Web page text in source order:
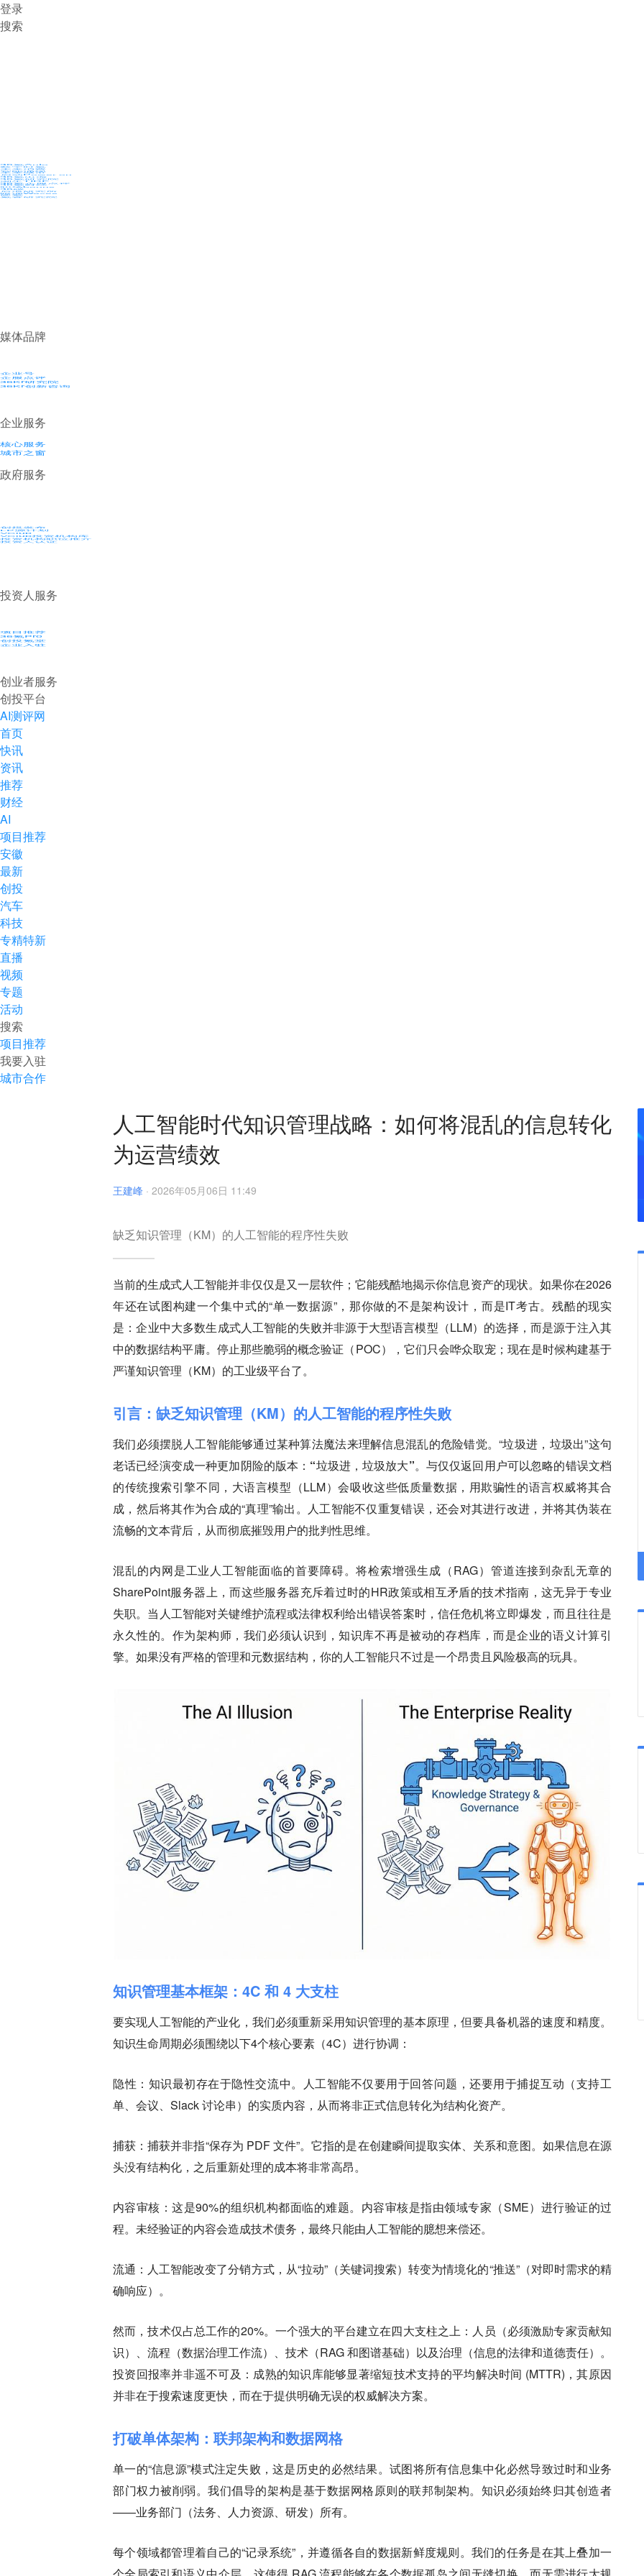
登录
搜索
36氪Auto
智能涌现
未来城市
启动Power on
36氪出海
潮生TIDE
36氪企服点评
36氪财经
职场bonus
36碳
暗涌Waves
硬氪
氪睿研究院
媒体品牌
企业号
企服点评
36Kr研究院
36Kr创新咨询
企业服务
核心服务
城市之窗
政府服务
创投发布
LP源计划
VClub
VClub投资机构库
投资机构职位推介
投资人认证
投资人服务
项目推荐
36氪Pro
创投氪堂
企业入驻
创业者服务
创投平台
AI测评网
首页
快讯
资讯
推荐
财经
AI
项目推荐
安徽
最新
创投
汽车
科技
专精特新
直播
视频
专题
活动
搜索
项目推荐
我要入驻
城市合作
人工智能时代知识管理战略：如何将混乱的信息转化
为运营绩效
王建峰 · 2026年05月06日 11:49
缺乏知识管理（KM）的人工智能的程序性失败
当前的生成式人工智能并非仅仅是又一层软件；它能残酷地揭示你信息资产的现状。如果你在2026
年还在试图构建一个集中式的“单一数据源”，那你做的不是架构设计，而是IT考古。残酷的现实
是：企业中大多数生成式人工智能的失败并非源于大型语言模型（LLM）的选择，而是源于注入其
中的数据结构平庸。停止那些脆弱的概念验证（POC），它们只会哗众取宠；现在是时候构建基于
严谨知识管理（KM）的工业级平台了。
引言：缺乏知识管理（KM）的人工智能的程序性失败
我们必须摆脱人工智能能够通过某种算法魔法来理解信息混乱的危险错觉。“垃圾进，垃圾出”这句
老话已经演变成一种更加阴险的版本： “垃圾进，垃圾放大”。与仅仅返回用户可以忽略的错误文档
的传统搜索引擎不同，大语言模型（LLM）会吸收这些低质量数据，用欺骗性的语言权威将其合
成，然后将其作为合成的“真理”输出。人工智能不仅重复错误，还会对其进行改进，并将其伪装在
流畅的文本背后，从而彻底摧毁用户的批判性思维。
混乱的内网是工业人工智能面临的首要障碍。将检索增强生成（RAG）管道连接到杂乱无章的
SharePoint服务器上，而这些服务器充斥着过时的HR政策或相互矛盾的技术指南，这无异于专业
失职。当人工智能对关键维护流程或法律权利给出错误答案时，信任危机将立即爆发，而且往往是
永久性的。作为架构师，我们必须认识到，知识库不再是被动的存档库，而是企业的语义计算引
擎。如果没有严格的管理和元数据结构，你的人工智能只不过是一个昂贵且风险极高的玩具。
知识管理基本框架：4C 和 4 大支柱
要实现人工智能的产业化，我们必须重新采用知识管理的基本原理，但要具备机器的速度和精度。
知识生命周期必须围绕以下4个核心要素（4C）进行协调：
隐性： 知识最初存在于隐性交流中。人工智能不仅要用于回答问题，还要用于捕捉互动（支持工
单、会议、Slack 讨论串）的实质内容，从而将非正式信息转化为结构化资产。
捕获：捕获并非指“保存为 PDF 文件”。它指的是在创建瞬间提取实体、关系和意图。如果信息在源
头没有结构化，之后重新处理的成本将非常高昂。
内容审核：这是90%的组织机构都面临的难题。内容审核是指由领域专家（SME）进行验证的过
程。未经验证的内容会造成技术债务，最终只能由人工智能的臆想来偿还。
流通： 人工智能改变了分销方式，从“拉动”（关键词搜索）转变为情境化的“推送”（对即时需求的精
确响应）。
然而，技术仅占总工作的20%。一个强大的平台建立在四大支柱之上： 人员 （必须激励专家贡献知
识）、 流程 （数据治理工作流）、 技术 （RAG 和图谱基础）以及治理 （信息的法律和道德责任）。
投资回报率并非遥不可及：成熟的知识库能够显著缩短技术支持的平均解决时间 (MTTR)，其原因
并非在于搜索速度更快，而在于提供明确无误的权威解决方案。
打破单体架构：联邦架构和数据网格
单一的“信息源”模式注定失败，这是历史的必然结果。试图将所有信息集中化必然导致过时和业务
部门权力被削弱。我们倡导的架构是基于数据网格原则的联邦制架构。知识必须始终归其创造者
——业务部门（法务、人力资源、研发）所有。
每个领域都管理着自己的“记录系统”，并遵循各自的数据新鲜度规则。我们的任务是在其上叠加一